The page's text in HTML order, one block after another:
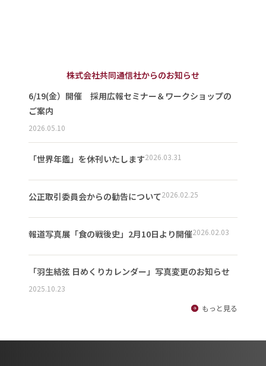
株式会社共同通信社からのお知らせ
6/19(金）開催 採用広報セミナー＆ワークショップの
ご案内
2026.05.10
「世界年鑑」を休刊いたします2026.03.31
公正取引委員会からの勧告について2026.02.25
報道写真展「食の戦後史」2月10日より開催2026.02.03
「羽生結弦 日めくりカレンダー」写真変更のお知らせ
2025.10.23
もっと見る